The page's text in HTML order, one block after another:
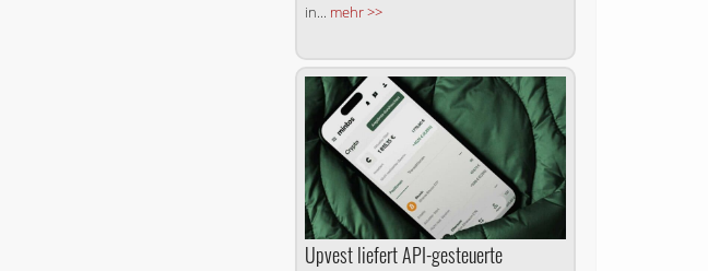
in... mehr >>
Upvest liefert API-gesteuerte